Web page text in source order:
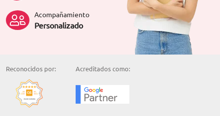
Acompañamiento
Personalizado
Reconocidos por: Acreditados como: